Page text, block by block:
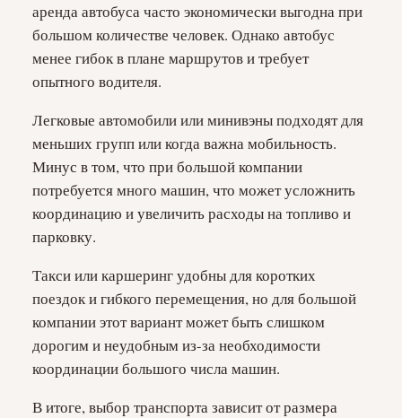
аренда автобуса часто экономически выгодна при
большом количестве человек. Однако автобус
менее гибок в плане маршрутов и требует
опытного водителя.
Легковые автомобили или минивэны подходят для
меньших групп или когда важна мобильность.
Минус в том, что при большой компании
потребуется много машин, что может усложнить
координацию и увеличить расходы на топливо и
парковку.
Такси или каршеринг удобны для коротких
поездок и гибкого перемещения, но для большой
компании этот вариант может быть слишком
дорогим и неудобным из-за необходимости
координации большого числа машин.
В итоге, выбор транспорта зависит от размера